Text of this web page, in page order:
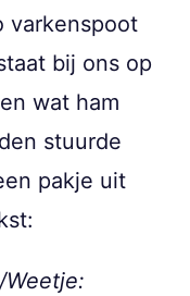
varkenspoot
bij ons op
wat ham
stuurde
pakje uit
Weetje: